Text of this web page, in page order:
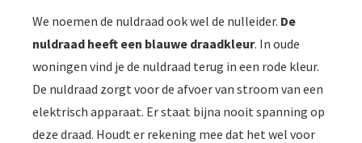
We noemen de nuldraad ook wel de nulleider. De
nuldraad heeft een blauwe draadkleur. In oude
woningen vind je de nuldraad terug in een rode kleur.
De nuldraad zorgt voor de afvoer van stroom van een
elektrisch apparaat. Er staat bijna nooit spanning op
deze draad. Houdt er rekening mee dat het wel voor